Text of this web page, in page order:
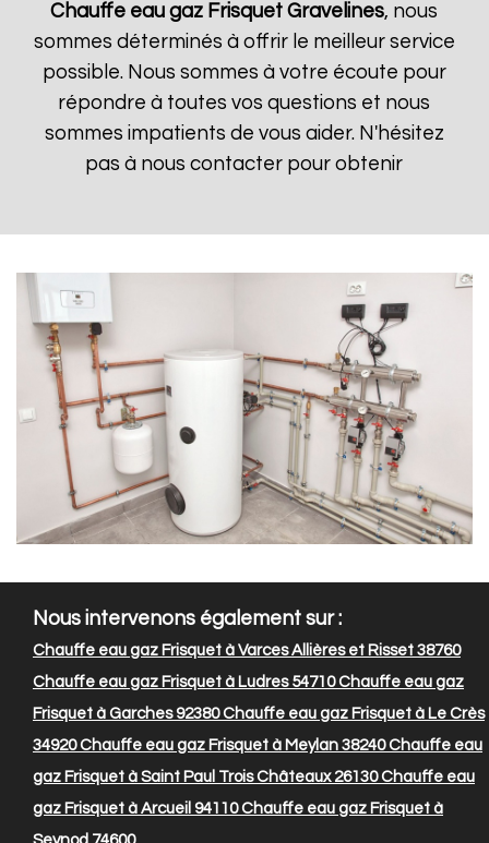
Chauffe eau gaz Frisquet Gravelines, nous
sommes déterminés à offrir le meilleur service
possible. Nous sommes à votre écoute pour
répondre à toutes vos questions et nous
sommes impatients de vous aider. N'hésitez
pas à nous contacter pour obtenir
Nous intervenons également sur :
Chauffe eau gaz Frisquet à Varces Allières et Risset 38760
Chauffe eau gaz Frisquet à Ludres 54710Chauffe eau gaz
Frisquet à Garches 92380Chauffe eau gaz Frisquet à Le Crès
34920Chauffe eau gaz Frisquet à Meylan 38240Chauffe eau
gaz Frisquet à Saint Paul Trois Châteaux 26130Chauffe eau
gaz Frisquet à Arcueil 94110Chauffe eau gaz Frisquet à